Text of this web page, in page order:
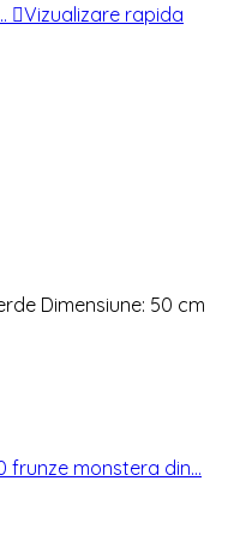
Vizualizare rapida
Dimensiune: 50 cm